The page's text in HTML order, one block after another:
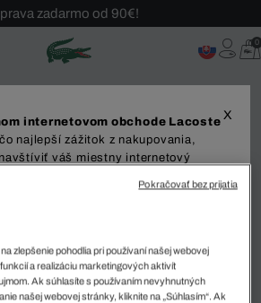
zadarmo od 90€!
výpredaj až -40 %!
Bezplatné vrátenie!
0
X
internetovom obchode Lacoste
najlepší zážitok z nakupovania,
váš miestny internetový
zlepšenie pohodlia pri používaní našej webovej
a realizáciu marketingových aktivít
Ak súhlasíte s používaním nevyhnutných
našej webovej stránky, kliknite na „Súhlasím“. Ak
Pokračovať bez prijatia